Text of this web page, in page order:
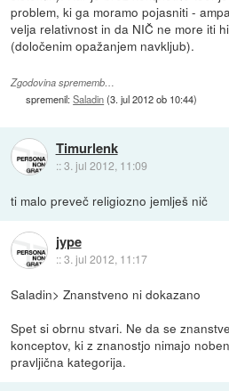
problem, ki ga moramo pojasniti -
velja relativnost in da NIČ ne more iti
(določenim opažanjem navkljub).
Zgodovina sprememb…
spremenil:Saladin(3. jul 2012 ob 10:44)
Timurlenk
::3. jul 2012, 11:09
ti malo preveč religiozno jemlješ nič
jype
::3. jul 2012, 11:17
Saladin> Znanstveno ni dokazano
Spet si obrnu stvari. Ne da se
konceptov, ki z znanostjo nimajo
pravljična kategorija.